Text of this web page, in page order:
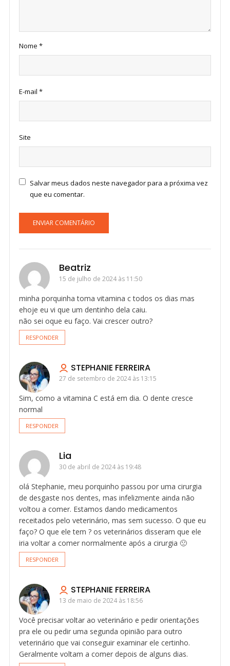
Nome *
E-mail *
Site
Salvar meus dados neste navegador para a próxima vez
que eu comentar.
Beatriz
15 de julho de 2024 às 11:50
minha porquinha toma vitamina c todos os dias mas
ehoje eu vi que um dentinho dela caiu.
não sei oque eu faço. Vai crescer outro?
RESPONDER
STEPHANIE FERREIRA
27 de setembro de 2024 às 13:15
Sim, como a vitamina C está em dia. O dente cresce
normal
RESPONDER
Lia
30 de abril de 2024 às 19:48
olá Stephanie, meu porquinho passou por uma cirurgia
de desgaste nos dentes, mas infelizmente ainda não
voltou a comer. Estamos dando medicamentos
receitados pelo veterinário, mas sem sucesso. O que eu
faço? O que ele tem ? os veterinários disseram que ele
iria voltar a comer normalmente após a cirurgia 🙁
RESPONDER
STEPHANIE FERREIRA
13 de maio de 2024 às 18:56
Você precisar voltar ao veterinário e pedir orientações
pra ele ou pedir uma segunda opinião para outro
veterinário que vai conseguir examinar ele certinho.
Geralmente voltam a comer depois de alguns dias.